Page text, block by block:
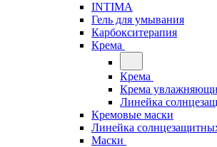
INTIMA
Гель для умывания
Карбокситерапия
Крема
Крема
Крема
Линейка
Кремовые маски
Линейка
Маски